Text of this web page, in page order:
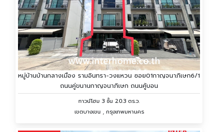
หมู่บ้านบ้านกลางเมือง รามอินทรา-วงแหวน ซอย01กาญจนาภิเษก6/1
ถนนคู่ขนานกาญจนาภิเษก ถนนคู้บอน
ทาวน์โฮม 3 ชั้น 20.3 ตร.ว.
เขตบางเขน , กรุงเทพมหานคร